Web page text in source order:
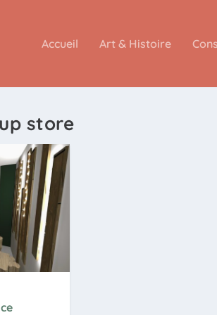
Accueil Art & Histoire
store